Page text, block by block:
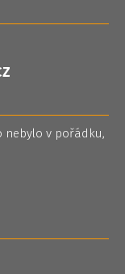
nebylo v pořádku,